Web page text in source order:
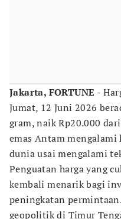
Jakarta, FORTUNE -
Jumat, 12 Juni 2026
gram, naik Rp20.000
emas Antam mengalami
dunia usai mengalami
Penguatan harga yang
kembali menarik bagi
peningkatan
geopolitik di Timur